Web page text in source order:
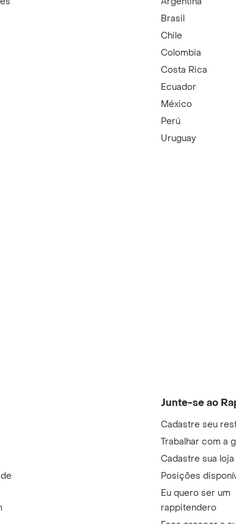
Brasil
Chile
Colombia
Costa Rica
Ecuador
México
Perú
Uruguay
Junte-se ao
Cadastre seu
Trabalhar com a
Cadastre sua loja
Posições
Eu quero ser um
rappitendero